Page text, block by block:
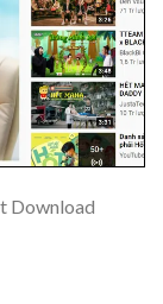
Download